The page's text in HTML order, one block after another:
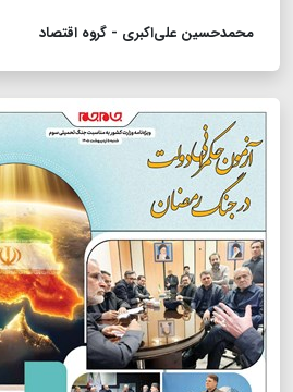
محمدحسین علی‌اکبری - گروه اقتصاد